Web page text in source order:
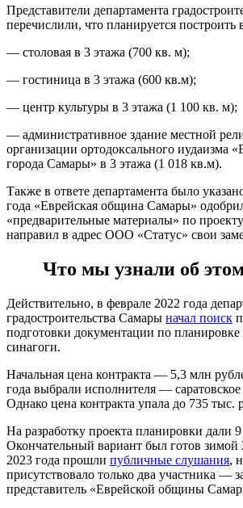
Представители департамента
перечислили, что планируется построить
— столовая в 3 этажа (700 кв. м);
— гостиница в 3 этажа (600 кв.м);
— центр культуры в 3 этажа (1 100 кв. м);
— административное здание местной
организации ортодоксального иудаизма
города Самары» в 3 этажа (1 018 кв.м).
Также в ответе департамента было
года «Еврейская община Самары»
«предварительные материалы» по
направил в адрес ООО «Статус» свои
Что мы узнали об
Действительно, в феврале 2022 года
градостроительства Самары начал поиск
подготовки документации по планировке
синагоги.
Начальная цена контракта — 5,3 млн
года выбрали исполнителя —
Однако цена контракта упала до 735 тыс.
На разработку проекта планировки дали
Окончательный вариант был готов зимой
2023 года прошли публичные слушания,
присутствовало только два участника —
представитель «Еврейской общины